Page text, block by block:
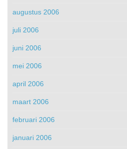
augustus 2006
juli 2006
juni 2006
mei 2006
april 2006
maart 2006
februari 2006
januari 2006